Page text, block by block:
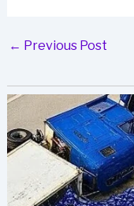
У меня забилось
— Мои родители
Я моргнула, не
— Уезжают? В
Прежде чем он
Post
← Previous Post